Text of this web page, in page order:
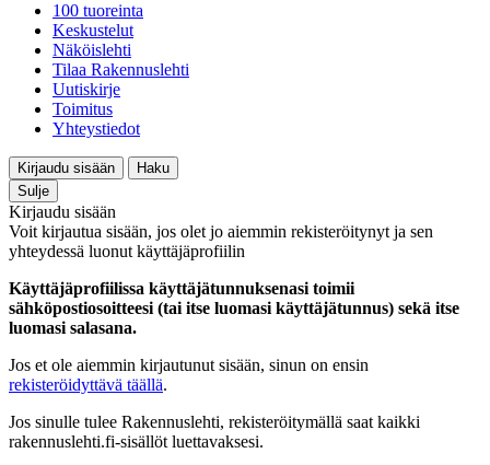
100 tuoreinta
Keskustelut
Näköislehti
Tilaa Rakennuslehti
Uutiskirje
Toimitus
Yhteystiedot
Kirjaudu sisään
Haku
Sulje
Kirjaudu sisään
Voit kirjautua sisään, jos olet jo aiemmin rekisteröitynyt ja sen
yhteydessä luonut käyttäjäprofiilin
Käyttäjäprofiilissa käyttäjätunnuksenasi toimii
sähköpostiosoitteesi (tai itse luomasi käyttäjätunnus) sekä itse
luomasi salasana.
Jos et ole aiemmin kirjautunut sisään, sinun on ensin
rekisteröidyttävä täällä.
Jos sinulle tulee Rakennuslehti, rekisteröitymällä saat kaikki
rakennuslehti.fi-sisällöt luettavaksesi.